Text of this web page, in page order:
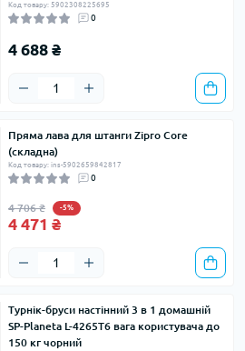
Код товару: 5902308225695
0
4 688 ₴
Пряма лава для штанги Zipro Core
(складна)
Код товару: ins-5902659842817
0
4 706 ₴ -5%
4 471 ₴
Турнік-бруси настінний 3 в 1 домашній
SP-Planeta L-4265T6 вага користувача до
150 кг чорний